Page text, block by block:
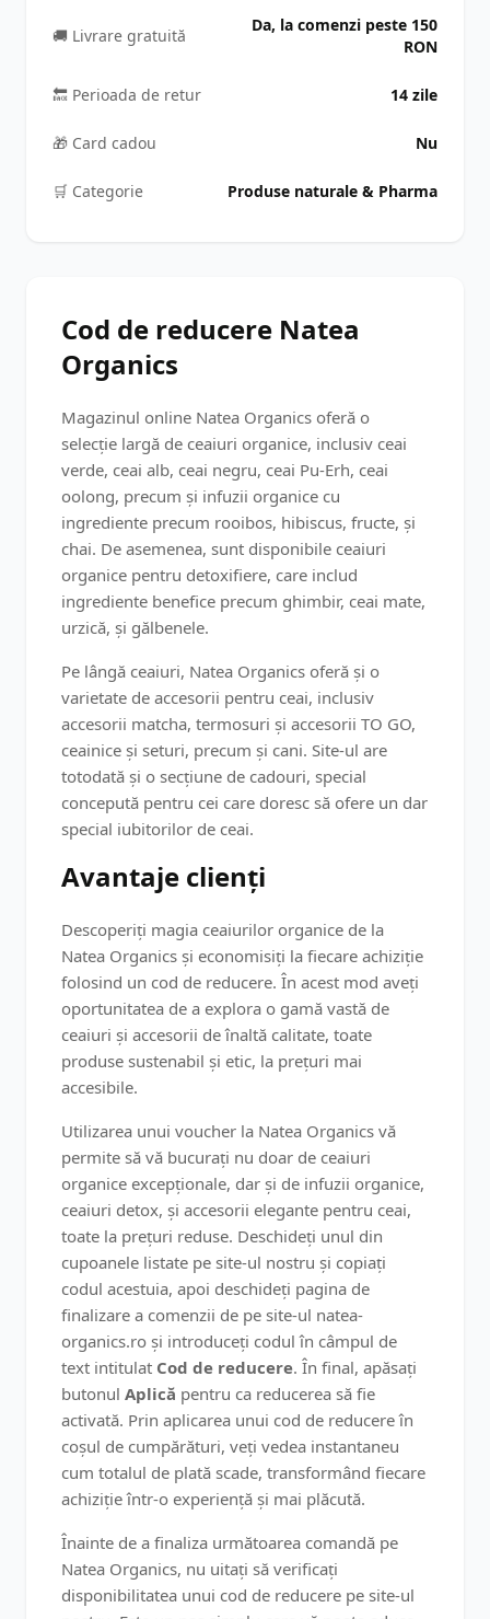
🚚 Livrare gratuită
Da, la comenzi peste 150
RON
🔙 Perioada de retur 14 zile
🎁 Card cadou Nu
🛒️ Categorie Produse naturale & Pharma
Cod de reducere Natea
Organics
Magazinul online Natea Organics oferă o
selecție largă de ceaiuri organice, inclusiv ceai
verde, ceai alb, ceai negru, ceai Pu-Erh, ceai
oolong, precum și infuzii organice cu
ingrediente precum rooibos, hibiscus, fructe, și
chai. De asemenea, sunt disponibile ceaiuri
organice pentru detoxifiere, care includ
ingrediente benefice precum ghimbir, ceai mate,
urzică, și gălbenele​​.
Pe lângă ceaiuri, Natea Organics oferă și o
varietate de accesorii pentru ceai, inclusiv
accesorii matcha, termosuri și accesorii TO GO,
ceainice și seturi, precum și cani. Site-ul are
totodată și o secțiune de cadouri, special
concepută pentru cei care doresc să ofere un dar
special iubitorilor de ceai​​.
Avantaje clienți
Descoperiți magia ceaiurilor organice de la
Natea Organics și economisiți la fiecare achiziție
folosind un cod de reducere. În acest mod aveți
oportunitatea de a explora o gamă vastă de
ceaiuri și accesorii de înaltă calitate, toate
produse sustenabil și etic, la prețuri mai
accesibile.
Utilizarea unui voucher la Natea Organics vă
permite să vă bucurați nu doar de ceaiuri
organice excepționale, dar și de infuzii organice,
ceaiuri detox, și accesorii elegante pentru ceai,
toate la prețuri reduse. Deschideți unul din
cupoanele listate pe site-ul nostru și copiați
codul acestuia, apoi deschideți pagina de
finalizare a comenzii de pe site-ul natea-
organics.ro și introduceți codul în câmpul de
text intitulat Cod de reducere. În final, apăsați
butonul Aplică pentru ca reducerea să fie
activată. Prin aplicarea unui cod de reducere în
coșul de cumpărături, veți vedea instantaneu
cum totalul de plată scade, transformând fiecare
achiziție într-o experiență și mai plăcută.
Înainte de a finaliza următoarea comandă pe
Natea Organics, nu uitați să verificați
disponibilitatea unui cod de reducere pe site-ul